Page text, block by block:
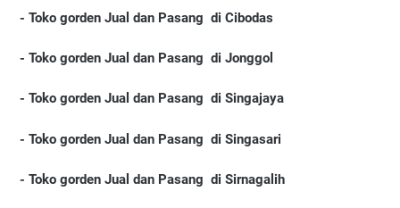
- Toko gorden Jual dan Pasang di Cibodas
- Toko gorden Jual dan Pasang di Jonggol
- Toko gorden Jual dan Pasang di Singajaya
- Toko gorden Jual dan Pasang di Singasari
- Toko gorden Jual dan Pasang di Sirnagalih